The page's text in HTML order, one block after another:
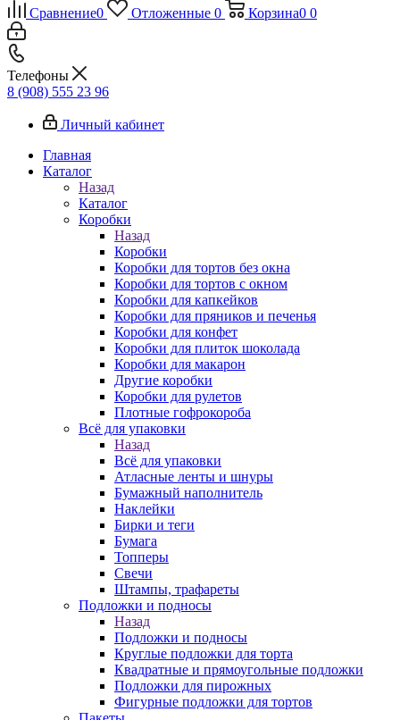
Сравнение0 Отложенные 0 Корзина0 0
Телефоны
8 (908) 555 23 96
Личный кабинет
Главная
Каталог
Назад
Каталог
Коробки
Назад
Коробки
Коробки для тортов без окна
Коробки для тортов с окном
Коробки для капкейков
Коробки для пряников и печенья
Коробки для конфет
Коробки для плиток шоколада
Коробки для макарон
Другие коробки
Коробки для рулетов
Плотные гофрокороба
Всё для упаковки
Назад
Всё для упаковки
Атласные ленты и шнуры
Бумажный наполнитель
Наклейки
Бирки и теги
Бумага
Топперы
Свечи
Штампы, трафареты
Подложки и подносы
Назад
Подложки и подносы
Круглые подложки для торта
Квадратные и прямоугольные подложки
Подложки для пирожных
Фигурные подложки для тортов